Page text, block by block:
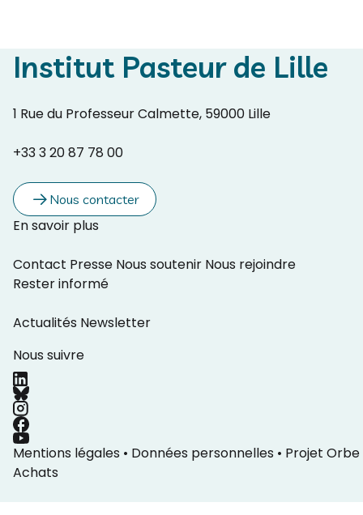
Institut Pasteur de Lille
1 Rue du Professeur Calmette, 59000 Lille
+33 3 20 87 78 00
Nous contacter
En savoir plus
Contact Presse Nous soutenir Nous rejoindre
Rester informé
Actualités Newsletter
Nous suivre
Mentions légales • Données personnelles • Projet Orbe
Achats